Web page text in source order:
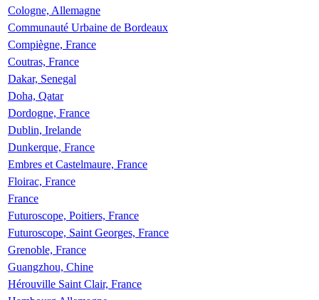
Cologne, Allemagne
Communauté Urbaine de Bordeaux
Compiègne, France
Coutras, France
Dakar, Senegal
Doha, Qatar
Dordogne, France
Dublin, Irelande
Dunkerque, France
Embres et Castelmaure, France
Floirac, France
France
Futuroscope, Poitiers, France
Futuroscope, Saint Georges, France
Grenoble, France
Guangzhou, Chine
Hérouville Saint Clair, France